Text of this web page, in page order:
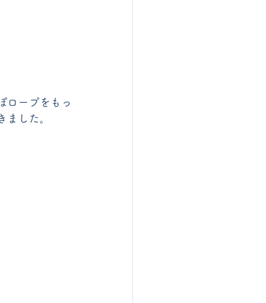
ロープをもっ
した。